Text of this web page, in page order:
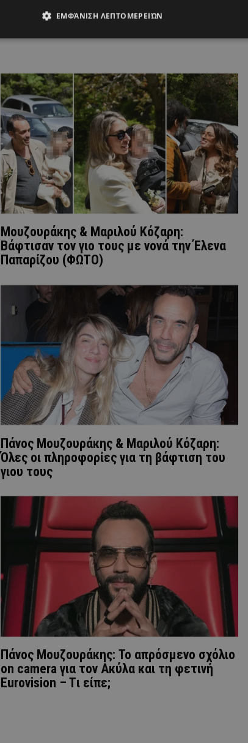
Μουζουράκης & Μαριλού Κόζαρη:
Βάφτισαν τον γιο τους με νονά την Έλενα
Παπαρίζου (ΦΩΤΟ)
Πάνος Μουζουράκης & Μαριλού Κόζαρη:
Όλες οι πληροφορίες για τη βάφτιση του
γιου τους
Πάνος Μουζουράκης: Το απρόσμενο σχόλιο
on camera για τον Ακύλα και τη φετινή
Eurovision – Tι είπε;
ΕΜΦΆΝΙΣΗ ΛΕΠΤΟΜΕΡΕΙΏΝ